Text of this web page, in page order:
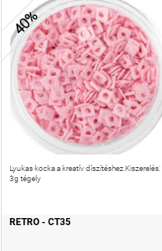
40%
Lyukas kocka a kreatív díszítéshez.Kiszerelés:
3g tégely
RETRO - CT35